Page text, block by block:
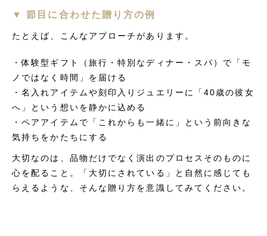
▼ 節目に合わせた贈り方の例
たとえば、こんなアプローチがあります。
・体験型ギフト（旅行・特別なディナー・スパ）で「モ
ノではなく時間」を届ける
・名入れアイテムや刻印入りジュエリーに「40歳の彼女
へ」という想いを静かに込める
・ペアアイテムで「これからも一緒に」という前向きな
気持ちをかたちにする
大切なのは、品物だけでなく演出のプロセスそのものに
心を配ること。「大切にされている」と自然に感じても
らえるような、そんな贈り方を意識してみてください。